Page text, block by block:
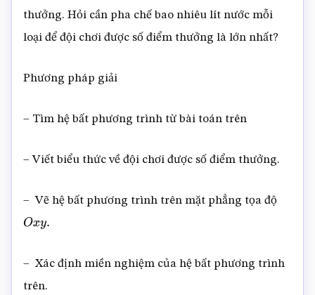
thưởng. Hỏi cần pha chế bao nhiêu lít nước mỗi
loại để đội chơi được số điểm thưởng là lớn nhất?
Phương pháp giải
– Tìm hệ bất phương trình từ bài toán trên
– Viết biểu thức về đội chơi được số điểm thưởng.
– Vẽ hệ bất phương trình trên mặt phẳng tọa độ
Oxy.
– Xác định miền nghiệm của hệ bất phương trình
trên.